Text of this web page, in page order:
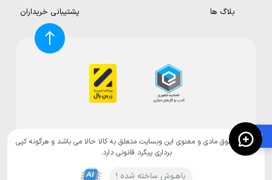
🛍️
بلاگ ها
پشتیبانی خریداران
تمامی حقوق مادی و معنوی این وبسایت متعلق به کالا حالا می باشد و هرگونه کپی
برداری پیگرد قانونی دارد.
باهـوش ساخته شده !